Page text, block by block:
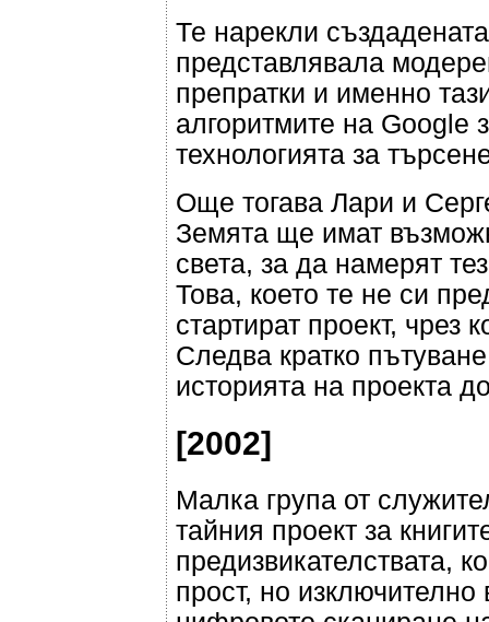
Те нарекли
представлявала
препратки и именно
алгоритмите на Google
технологията за
Още тогава Лари и
Земята ще имат
света, за да намерят
Това, което те не си
стартират проект,
Следва кратко
историята на проекта
[2002]
Малка група от
тайния проект за
предизвикателствата,
прост, но